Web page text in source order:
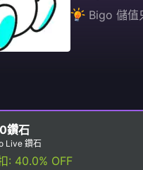
Bigo 儲值
鑽石
Live 鑽石
: 40.0% OFF